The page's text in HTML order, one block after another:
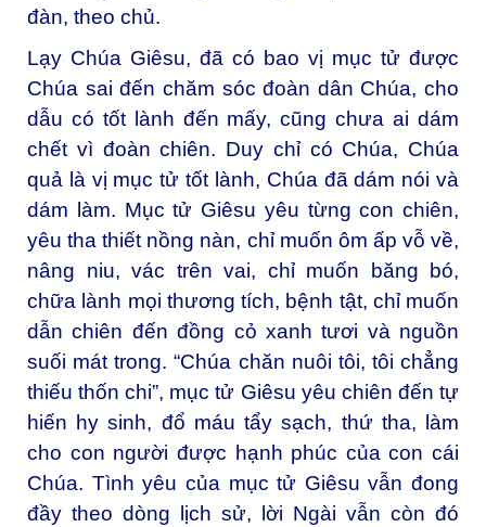
đàn, theo chủ.
Lạy Chúa Giêsu, đã có bao vị mục tử được
Chúa sai đến chăm sóc đoàn dân Chúa, cho
dẫu có tốt lành đến mấy, cũng chưa ai dám
chết vì đoàn chiên. Duy chỉ có Chúa, Chúa
quả là vị mục tử tốt lành, Chúa đã dám nói và
dám làm. Mục tử Giêsu yêu từng con chiên,
yêu tha thiết nồng nàn, chỉ muốn ôm ấp vỗ về,
nâng niu, vác trên vai, chỉ muốn băng bó,
chữa lành mọi thương tích, bệnh tật, chỉ muốn
dẫn chiên đến đồng cỏ xanh tươi và nguồn
suối mát trong. “Chúa chăn nuôi tôi, tôi chẳng
thiếu thốn chi”, mục tử Giêsu yêu chiên đến tự
hiến hy sinh, đổ máu tẩy sạch, thứ tha, làm
cho con người được hạnh phúc của con cái
Chúa. Tình yêu của mục tử Giêsu vẫn đong
đầy theo dòng lịch sử, lời Ngài vẫn còn đó